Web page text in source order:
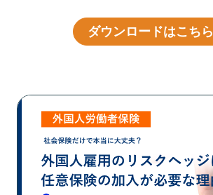
ダウンロードはこちら